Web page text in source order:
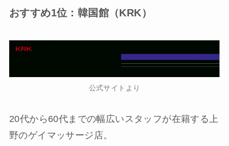
おすすめ1位：韓国館（KRK）
公式サイトより
20代から60代までの幅広いスタッフが在籍する上
野のゲイマッサージ店。